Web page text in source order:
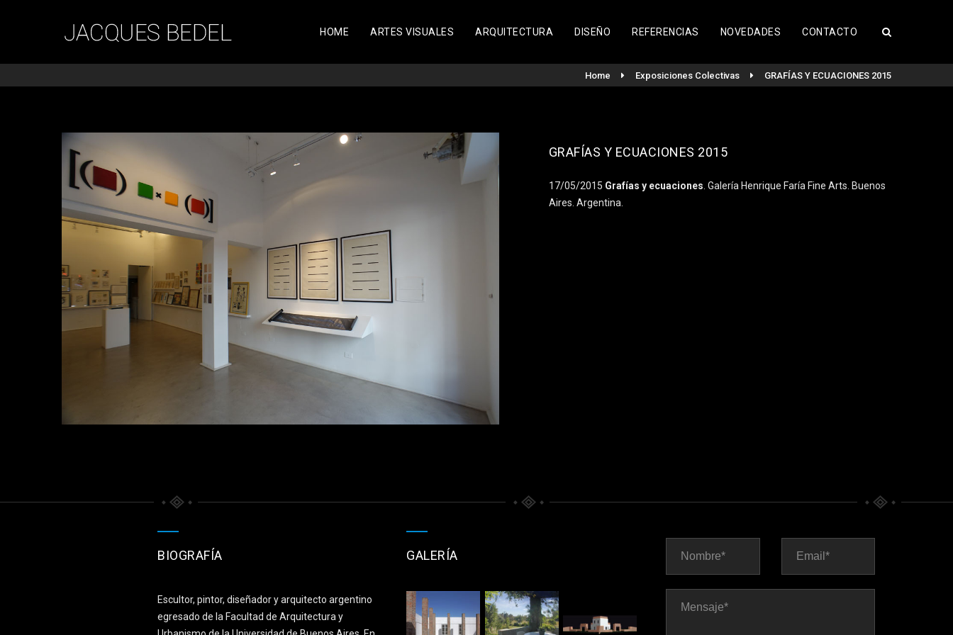
HOME ARTES VISUALES ARQUITECTURA DISEÑO REFERENCIAS NOVEDADES CONTACTO
Home Exposiciones Colectivas GRAFÍAS Y ECUACIONES 2015
GRAFÍAS Y ECUACIONES 2015
17/05/2015 Grafías y ecuaciones . Galería Henrique Faría Fine Arts. Buenos
Aires. Argentina.
BIOGRAFÍA
Escultor, pintor, diseñador y arquitecto argentino
egresado de la Facultad de Arquitectura y
GALERÍA